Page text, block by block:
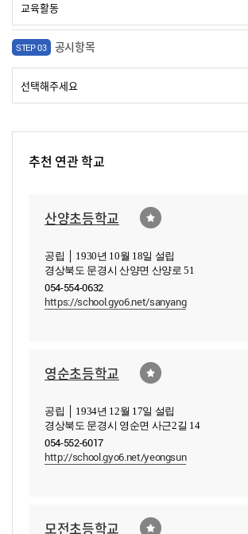
STEP 03 공시항목
추천 연관 학교
산양초등학교
공립 │ 1930년 10월 18일 설립
경상북도 문경시 산양면 산양로 51
054-554-0632
https://school.gyo6.net/sanyang
영순초등학교
공립 │ 1934년 12월 17일 설립
경상북도 문경시 영순면 사근2길 14
054-552-6017
http://school.gyo6.net/yeongsun
모전초등학교